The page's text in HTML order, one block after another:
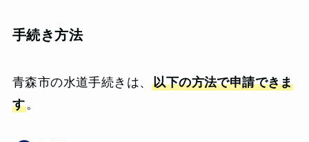
手続き方法
青森市の水道手続きは、以下の方法で申請できま
す。